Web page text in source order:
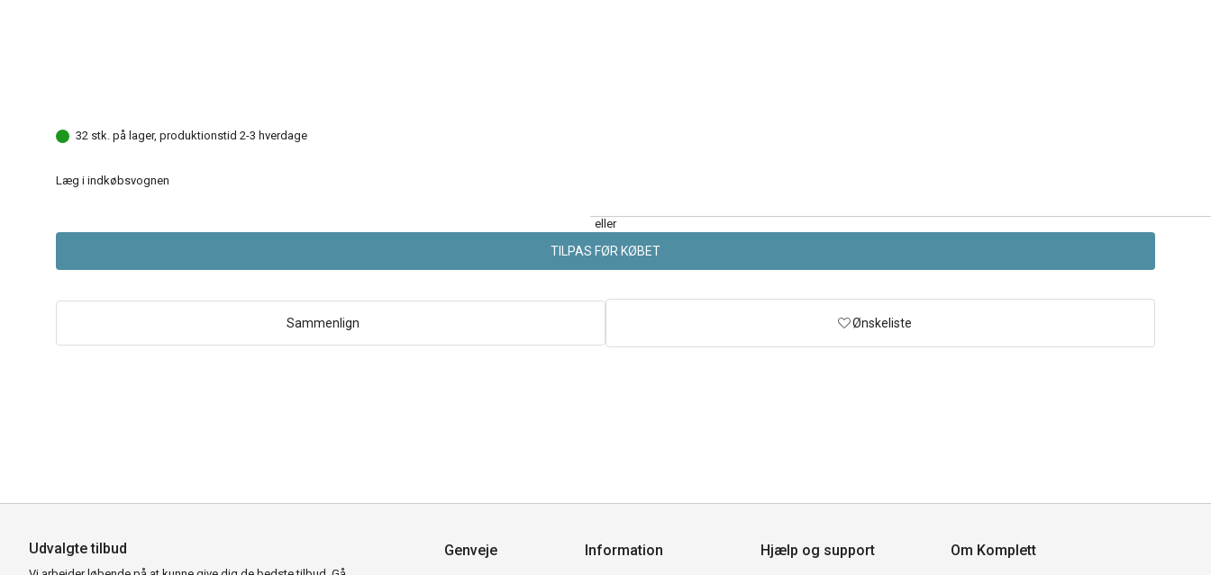
32 stk. på lager, produktionstid 2-3 hverdage
Læg i indkøbsvognen
eller
TILPAS FØR KØBET
Sammenlign Ønskeliste
Udvalgte tilbud Genveje Information Hjælp og support Om Komplett